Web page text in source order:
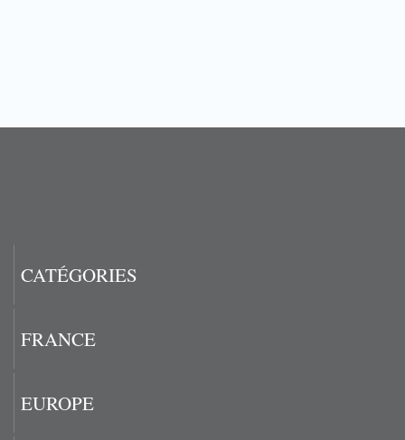
CATÉGORIES
FRANCE
EUROPE